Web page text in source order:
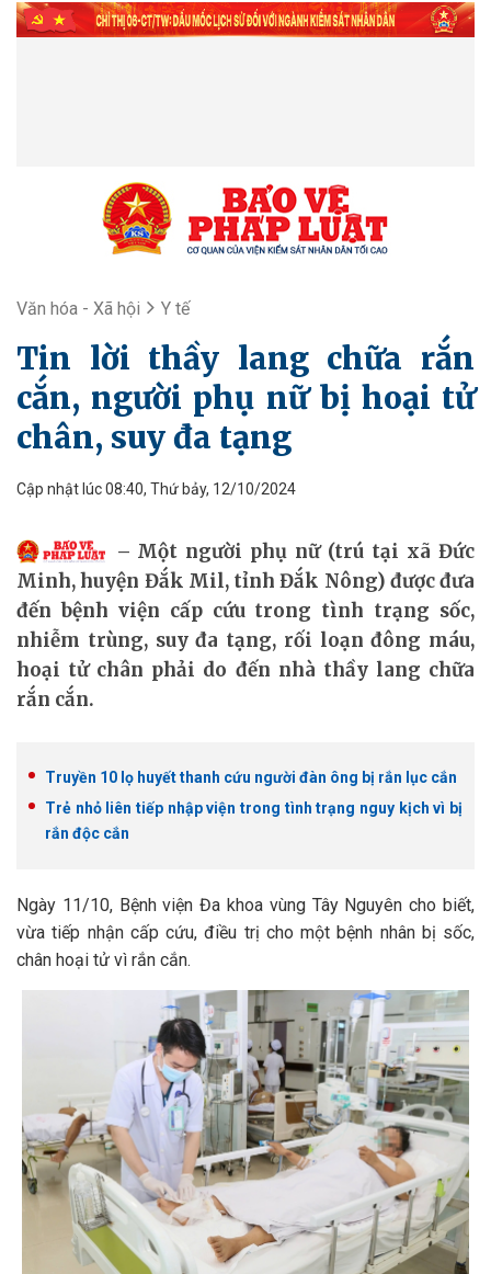
Văn hóa - Xã hội Y tế
Tin lời thầy lang chữa rắn
cắn, người phụ nữ bị hoại tử
chân, suy đa tạng
Cập nhật lúc 08:40, Thứ bảy, 12/10/2024
Một người phụ nữ (trú tại xã Đức
Minh, huyện Đắk Mil, tỉnh Đắk Nông) được đưa
đến bệnh viện cấp cứu trong tình trạng sốc,
nhiễm trùng, suy đa tạng, rối loạn đông máu,
hoại tử chân phải do đến nhà thầy lang chữa
rắn cắn.
Truyền 10 lọ huyết thanh cứu người đàn ông bị rắn lục cắn
Trẻ nhỏ liên tiếp nhập viện trong tình trạng nguy kịch vì bị
rắn độc cắn
Ngày 11/10, Bệnh viện Đa khoa vùng Tây Nguyên cho biết,
vừa tiếp nhận cấp cứu, điều trị cho một bệnh nhân bị sốc,
chân hoại tử vì rắn cắn.